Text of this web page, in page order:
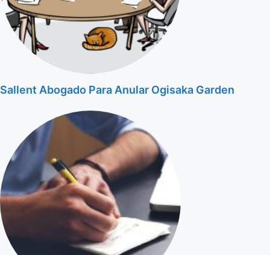
Sallent Abogado Para Anular Ogisaka Garden